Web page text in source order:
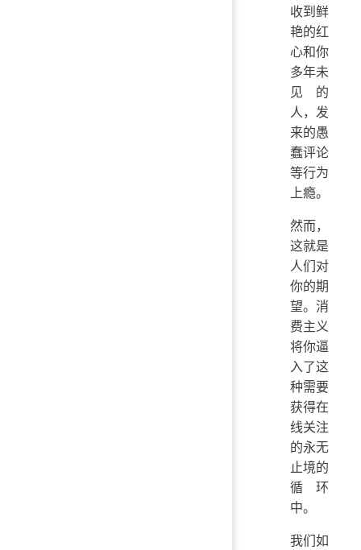
收到鲜
艳的红
心和你
多年未
见的
人，发
来的愚
蠢评论
等行为
上瘾。
然而，
这就是
人们对
你的期
望。消
费主义
将你逼
入了这
种需要
获得在
线关注
的永无
止境的
循环
中。
我们如